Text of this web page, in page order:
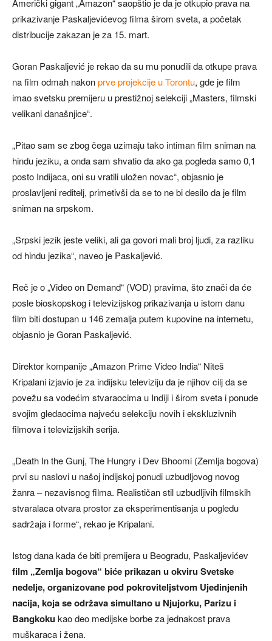
prikazivanje Paskaljevićevog filma širom sveta, a početak
distribucije zakazan je za 15. mart.
Goran Paskaljević je rekao da su mu ponudili da otkupe prava
na film odmah nakonprve projekcije u Torontu, gde je film
imao svetsku premijeru u prestižnoj selekciji „Masters, filmski
velikani današnjice“.
„Pitao sam se zbog čega uzimaju tako intiman film sniman na
hindu jeziku, a onda sam shvatio da ako ga pogleda samo 0,1
posto Indijaca, oni su vratili uložen novac“, objasnio je
proslavljeni reditelj, primetivši da se to ne bi desilo da je film
sniman na srpskom.
„Srpski jezik jeste veliki, ali ga govori mali broj ljudi, za razliku
od hindu jezika“, naveo je Paskaljević.
Reč je o „Video on Demand“ (VOD) pravima, što znači da će
posle bioskopskog i televizijskog prikazivanja u istom danu
film biti dostupan u 146 zemalja putem kupovine na internetu,
objasnio je Goran Paskaljević.
Direktor kompanije „Amazon Prime Video India“ Niteš
Kripalani izjavio je za indijsku televiziju da je njihov cilj da se
povežu sa vodećim stvaraocima u Indiji i širom sveta i ponude
svojim gledaocima najveću selekciju novih i ekskluzivnih
filmova i televizijskih serija.
„Death In the Gunj, The Hungry i Dev Bhoomi (Zemlja bogova)
prvi su naslovi u našoj indijskoj ponudi uzbudljovog novog
žanra – nezavisnog filma. Realističan stil uzbudljivih filmskih
stvaralaca otvara prostor za eksperimentisanja u pogledu
sadržaja i forme“, rekao je Kripalani.
Istog dana kada će biti premijera u Beogradu, Paskaljevićev
film „Zemlja bogova“ biće prikazan u okviru Svetske
nedelje, organizovane pod pokroviteljstvom Ujedinjenih
nacija, koja se održava simultano u Njujorku, Parizu i
Bangkokukao deo medijske borbe za jednakost prava
muškaraca i žena.